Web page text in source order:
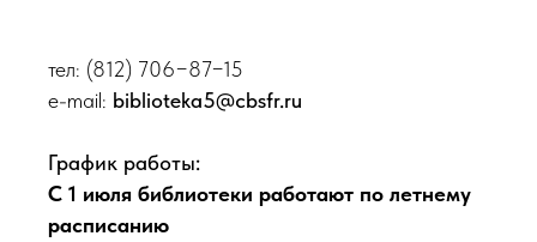
тел: (812) 706−87−15
e-mail: biblioteka5@cbsfr.ru
График работы:
С 1 июля библиотеки работают по летнему
расписанию